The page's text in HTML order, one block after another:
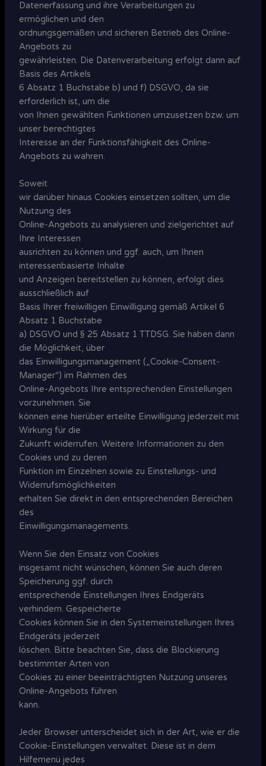
Datenerfassung und ihre Verarbeitungen zu
ermöglichen und den
ordnungsgemäßen und sicheren Betrieb des Online-
Angebots zu
gewährleisten. Die Datenverarbeitung erfolgt dann auf
Basis des Artikels
6 Absatz 1 Buchstabe b) und f) DSGVO, da sie
erforderlich ist, um die
von Ihnen gewählten Funktionen umzusetzen bzw. um
unser berechtigtes
Interesse an der Funktionsfähigkeit des Online-
Angebots zu wahren.
Soweit
wir darüber hinaus Cookies einsetzen sollten, um die
Nutzung des
Online-Angebots zu analysieren und zielgerichtet auf
Ihre Interessen
ausrichten zu können und ggf. auch, um Ihnen
interessenbasierte Inhalte
und Anzeigen bereitstellen zu können, erfolgt dies
ausschließlich auf
Basis Ihrer freiwilligen Einwilligung gemäß Artikel 6
Absatz 1 Buchstabe
a) DSGVO und § 25 Absatz 1 TTDSG. Sie haben dann
die Möglichkeit, über
das Einwilligungsmanagement („Cookie-Consent-
Manager“) im Rahmen des
Online-Angebots Ihre entsprechenden Einstellungen
vorzunehmen. Sie
können eine hierüber erteilte Einwilligung jederzeit mit
Wirkung für die
Zukunft widerrufen. Weitere Informationen zu den
Cookies und zu deren
Funktion im Einzelnen sowie zu Einstellungs- und
Widerrufsmöglichkeiten
erhalten Sie direkt in den entsprechenden Bereichen
des
Einwilligungsmanagements.
Wenn Sie den Einsatz von Cookies
insgesamt nicht wünschen, können Sie auch deren
Speicherung ggf. durch
entsprechende Einstellungen Ihres Endgeräts
verhindern. Gespeicherte
Cookies können Sie in den Systemeinstellungen Ihres
Endgeräts jederzeit
löschen. Bitte beachten Sie, dass die Blockierung
bestimmter Arten von
Cookies zu einer beeinträchtigten Nutzung unseres
Online-Angebots führen
kann.
Jeder Browser unterscheidet sich in der Art, wie er die
Cookie-Einstellungen verwaltet. Diese ist in dem
Hilfemenü jedes